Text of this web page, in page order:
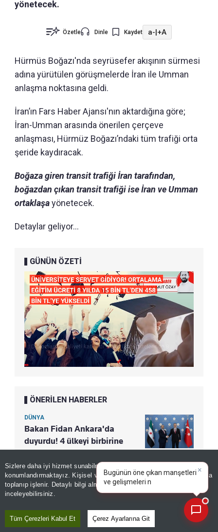
Sizlere daha iyi hizmet sunabilmek adına sitemizde
konumlandırmaktayız. Kişisel verileriniz, KVKK ve GDPR kapsamında
toplanıp işlenir. Detaylı bilgi almak içinAydınlatma Metnimizi
inceleyebilirsiniz.
Tüm Çerezleri Kabul Et Çerez Ayarlarına Git
yönetecek.
Özetle Dinle Kaydet a-|+A
Hürmüs Boğazı'nda seyrüsefer akışının sürmesi
adına yürütülen görüşmelerde İran ile Umman
anlaşma noktasına geldi.
İran’ın Fars Haber Ajansı'nın aktardığına göre;
İran-Umman arasında önerilen çerçeve
anlaşması, Hürmüz Boğazı’ndaki tüm trafiği orta
şeride kaydıracak.
Boğaza giren transit trafiği İran tarafından,
boğazdan çıkan transit trafiği ise İran ve Umman
ortaklaşayönetecek.
Detaylar geliyor...
GÜNÜN ÖZETİ
ÖNERİLEN HABERLER
DÜNYA
Bakan Fidan Ankara'da
duyurdu! 4 ülkeyi birbirine
bağlayacak projenin detayları
belli oldu
×
Bugünün öne çıkan manşetleri
ve gelişmeleri neler?